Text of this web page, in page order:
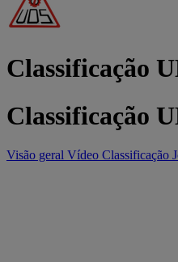
Classificação
Classificação
Visão geral Vídeo Classificação